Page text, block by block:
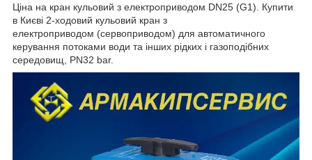
Ціна на кран кульовий з електроприводом DN25 (G1). Купити
в Києві 2-ходовий кульовий кран з
електроприводом (сервоприводом) для автоматичного
керування потоками води та інших рідких і газоподібних
середовищ, PN32 bar.